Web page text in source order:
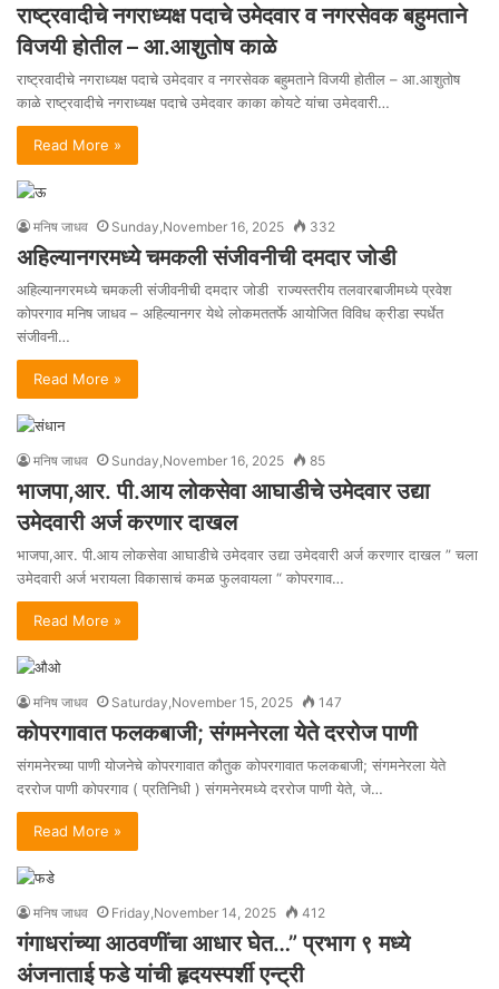
राष्ट्रवादीचे नगराध्यक्ष पदाचे उमेदवार व नगरसेवक बहुमताने
विजयी होतील – आ.आशुतोष काळे
राष्ट्रवादीचे नगराध्यक्ष पदाचे उमेदवार व नगरसेवक बहुमताने विजयी होतील – आ.आशुतोष
काळे राष्ट्रवादीचे नगराध्यक्ष पदाचे उमेदवार काका कोयटे यांचा उमेदवारी…
Read More »
मनिष जाधव Sunday,November 16, 2025 332
अहिल्यानगरमध्ये चमकली संजीवनीची दमदार जोडी
अहिल्यानगरमध्ये चमकली संजीवनीची दमदार जोडी राज्यस्तरीय तलवारबाजीमध्ये प्रवेश
कोपरगाव मनिष जाधव – अहिल्यानगर येथे लोकमततर्फे आयोजित विविध क्रीडा स्पर्धेत
संजीवनी…
Read More »
मनिष जाधव Sunday,November 16, 2025 85
भाजपा,आर. पी.आय लोकसेवा आघाडीचे उमेदवार उद्या
उमेदवारी अर्ज करणार दाखल
भाजपा,आर. पी.आय लोकसेवा आघाडीचे उमेदवार उद्या उमेदवारी अर्ज करणार दाखल ” चला
उमेदवारी अर्ज भरायला विकासाचं कमळ फुलवायला “ कोपरगाव…
Read More »
मनिष जाधव Saturday,November 15, 2025 147
कोपरगावात फलकबाजी; संगमनेरला येते दररोज पाणी
संगमनेरच्या पाणी योजनेचे कोपरगावात कौतुक कोपरगावात फलकबाजी; संगमनेरला येते
दररोज पाणी कोपरगाव ( प्रतिनिधी ) संगमनेरमध्ये दररोज पाणी येते, जे…
Read More »
मनिष जाधव Friday,November 14, 2025 412
गंगाधरांच्या आठवणींचा आधार घेत…” प्रभाग ९ मध्ये
अंजनाताई फडे यांची हृदयस्पर्शी एन्ट्री